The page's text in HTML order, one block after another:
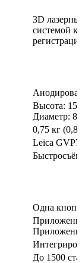
3D
системой
Высота:
Диаметр:
0,75 кг
Leica
Одна
До 1500